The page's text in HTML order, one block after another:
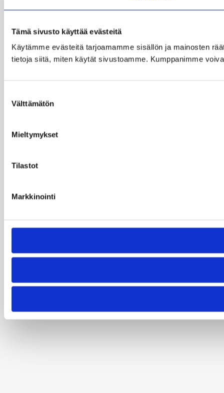
Tämä sivusto käyttää evästeitä
Käytämme evästeitä tarjoamamme sisällön ja mainosten
tietoja siitä, miten käytät sivustoamme. Kumppanimme
valinta
Välttämätön
Mieltymykset
Tilastot
Markkinointi